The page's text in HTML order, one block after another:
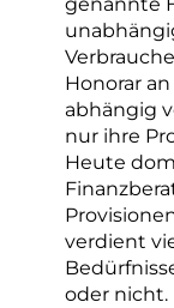
Honorar
abhängig
nur ihre
Heute
verdient
oder nicht.